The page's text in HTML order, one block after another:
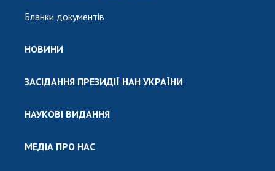
Бланки документів
НОВИНИ
ЗАСІДАННЯ ПРЕЗИДІЇ НАН УКРАЇНИ
НАУКОВІ ВИДАННЯ
МЕДІА ПРО НАС